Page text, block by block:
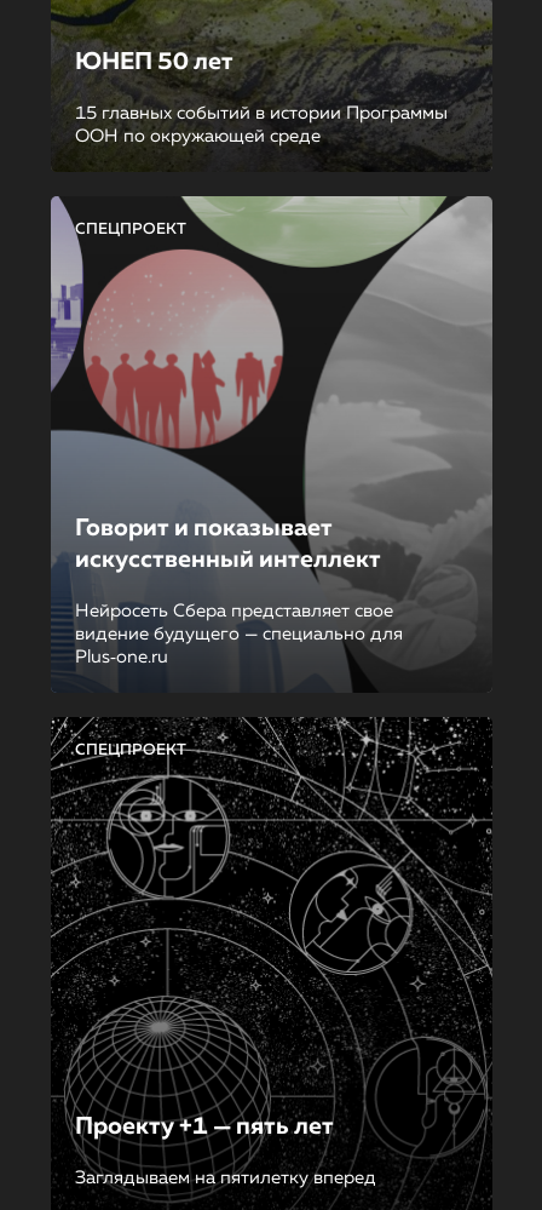
ЮНЕП 50 лет
15 главных событий в истории Программы
ООН по окружающей среде
СПЕЦПРОЕКТ
Говорит и показывает
искусственный интеллект
Нейросеть Сбера представляет свое
видение будущего — специально для
Plus‑one.ru
СПЕЦПРОЕКТ
Проекту +1 — пять лет
Заглядываем на пятилетку вперед